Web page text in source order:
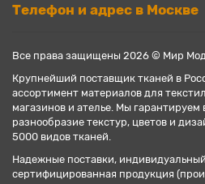
Телефон и адрес в Москве
Все права защищены 2026 © Мир
Крупнейший поставщик тканей в
ассортимент материалов для
магазинов и ателье. Мы гарантируем
разнообразие текстур, цветов и
5000 видов тканей.
Надежные поставки,
сертифицированная продукция